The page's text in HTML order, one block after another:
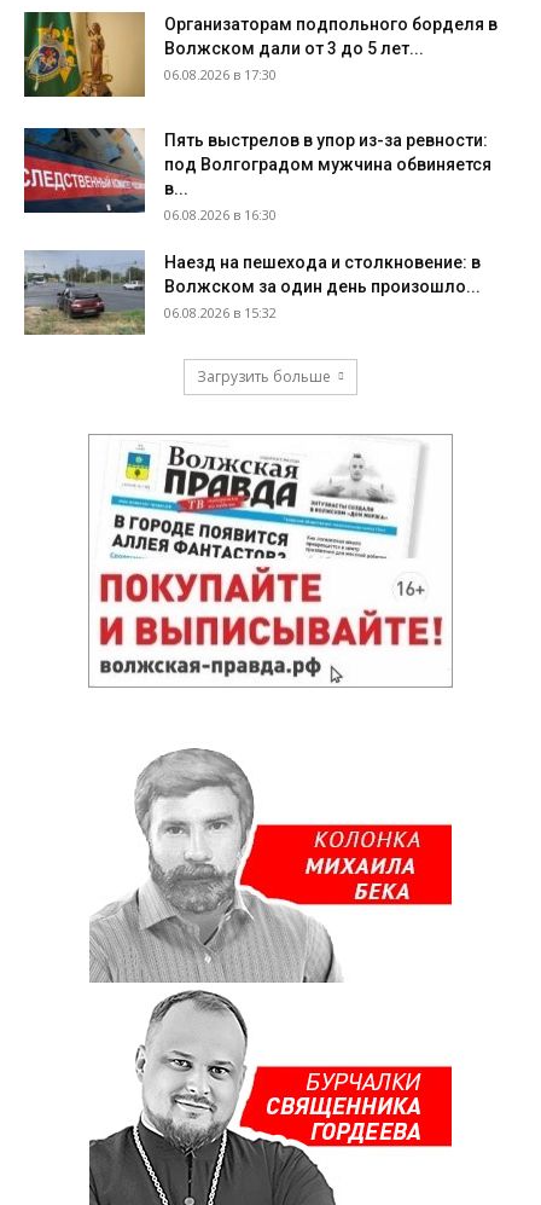
Организаторам подпольного борделя в
Волжском дали от 3 до 5 лет...
06.08.2026 в 17:30
Пять выстрелов в упор из-за ревности:
под Волгоградом мужчина обвиняется
в...
06.08.2026 в 16:30
Наезд на пешехода и столкновение: в
Волжском за один день произошло...
06.08.2026 в 15:32
Загрузить больше